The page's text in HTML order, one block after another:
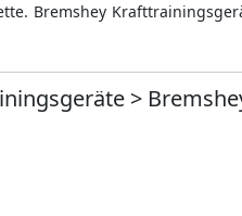
Bremshey
>